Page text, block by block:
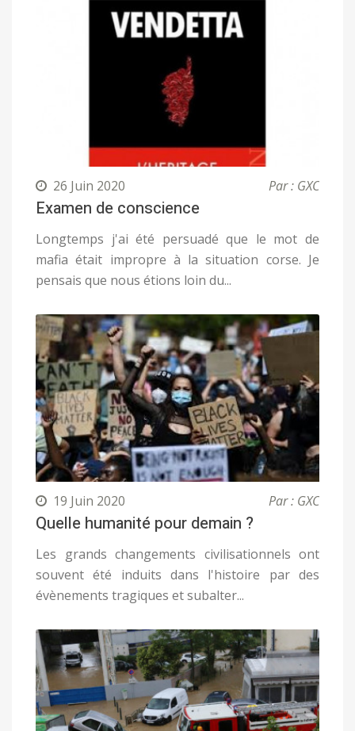
26 Juin 2020 Par : GXC
Examen de conscience
Longtemps j'ai été persuadé que le mot de
mafia était impropre à la situation corse. Je
pensais que nous étions loin du...
19 Juin 2020 Par : GXC
Quelle humanité pour demain ?
Les grands changements civilisationnels ont
souvent été induits dans l'histoire par des
évènements tragiques et subalter...